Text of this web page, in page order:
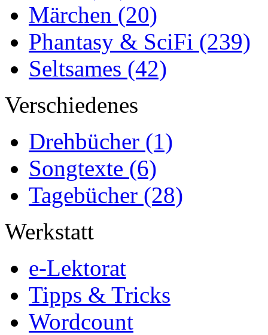
Märchen (20)
Phantasy & SciFi (239)
Seltsames (42)
Verschiedenes
Drehbücher (1)
Songtexte (6)
Tagebücher (28)
Werkstatt
e-Lektorat
Tipps & Tricks
Wordcount